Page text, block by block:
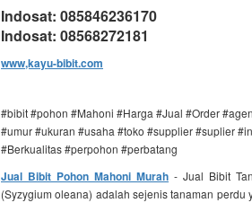
Indosat: 085846236170
Indosat: 08568272181
www,kayu-bibit.com
#bibit #pohon #Mahoni #Harga #Jual #Order
#umur #ukuran #usaha #toko #supplier #suplier
#Berkualitas #perpohon #perbatang
Jual Bibit Pohon Mahoni Murah - Jual Bibit
(Syzygium oleana) adalah sejenis tanaman